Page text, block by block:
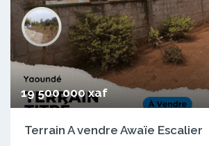
19 500 000 xaf
Terrain A vendre Awaïe Escalier